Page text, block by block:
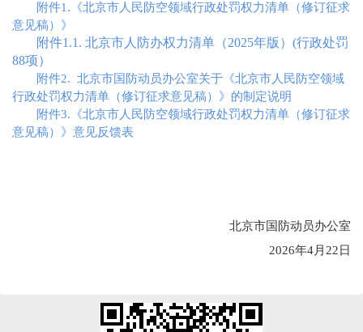
附件1.《北京市人民防空领域行政处罚权力清单（修订征求
意见稿）》
附件1.1. 北京市人防办权力清单（2025年版）(行政处罚
88项）
附件2. 北京市国防动员办公室关于《北京市人民防空领域
行政处罚权力清单（修订征求意见稿）》的制定说明
附件3.《北京市人民防空领域行政处罚权力清单（修订征求
意见稿）》意见反馈表
北京市国防动员办公室
2026年4月22日